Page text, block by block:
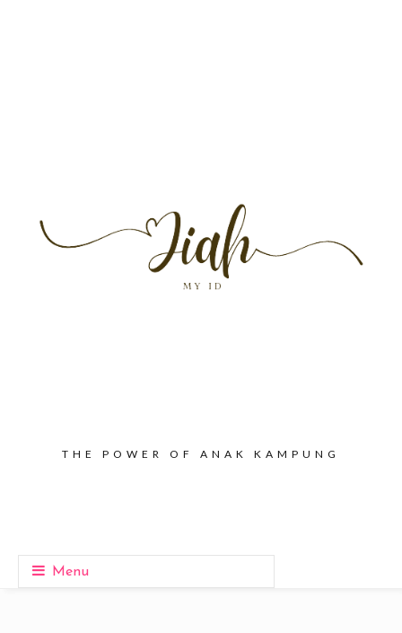
THE POWER OF ANAK KAMPUNG
Menu